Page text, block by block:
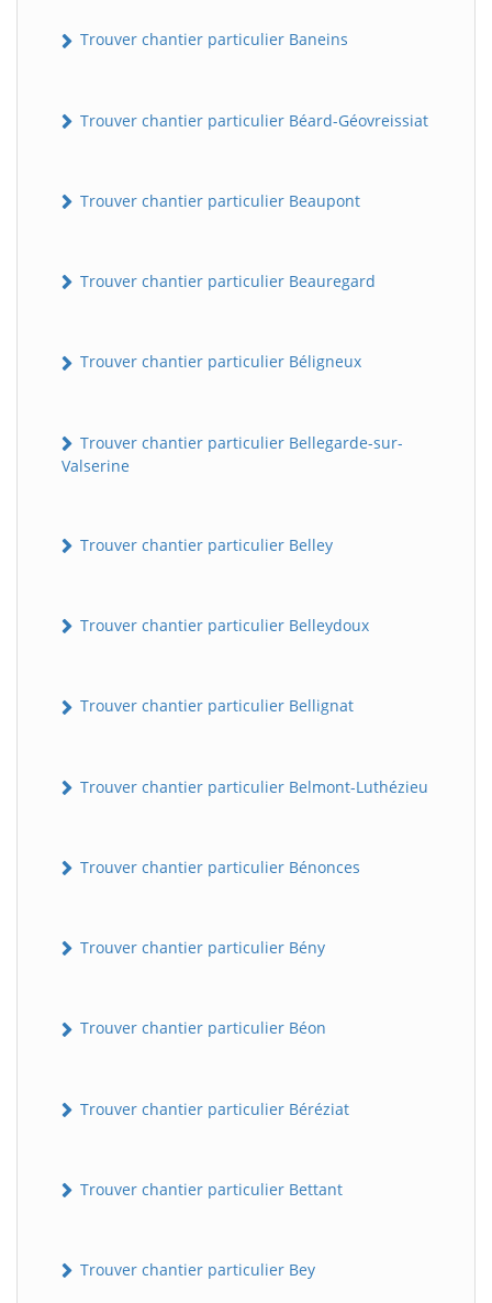
Trouver chantier particulier Baneins
Trouver chantier particulier Béard-Géovreissiat
Trouver chantier particulier Beaupont
Trouver chantier particulier Beauregard
Trouver chantier particulier Béligneux
Trouver chantier particulier Bellegarde-sur-
Valserine
Trouver chantier particulier Belley
Trouver chantier particulier Belleydoux
Trouver chantier particulier Bellignat
Trouver chantier particulier Belmont-Luthézieu
Trouver chantier particulier Bénonces
Trouver chantier particulier Bény
Trouver chantier particulier Béon
Trouver chantier particulier Béréziat
Trouver chantier particulier Bettant
Trouver chantier particulier Bey